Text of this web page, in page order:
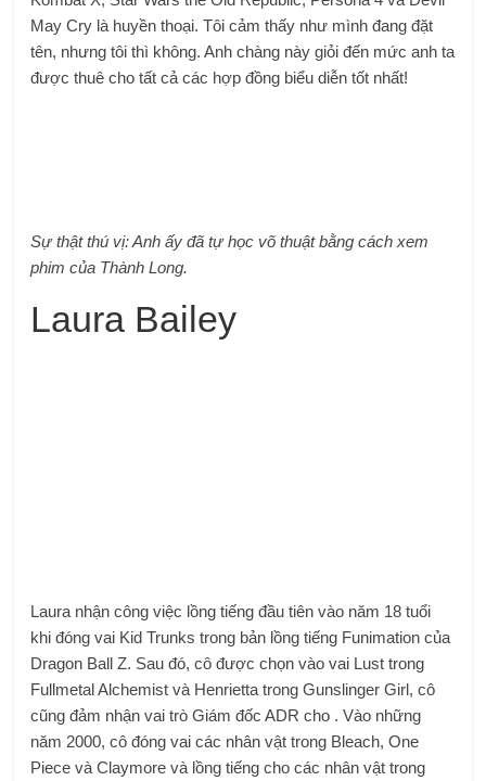
May Cry là huyền thoại. Tôi cảm thấy như mình đang đặt
tên, nhưng tôi thì không. Anh chàng này giỏi đến mức anh ta
được thuê cho tất cả các hợp đồng biểu diễn tốt nhất!
Sự thật thú vị: Anh ấy đã tự học võ thuật bằng cách xem
phim của Thành Long.
Laura Bailey
Laura nhận công việc lồng tiếng đầu tiên vào năm 18 tuổi
khi đóng vai Kid Trunks trong bản lồng tiếng Funimation của
Dragon Ball Z. Sau đó, cô được chọn vào vai Lust trong
Fullmetal Alchemist và Henrietta trong Gunslinger Girl, cô
cũng đảm nhận vai trò Giám đốc ADR cho . Vào những
năm 2000, cô đóng vai các nhân vật trong Bleach, One
Piece và Claymore và lồng tiếng cho các nhân vật trong